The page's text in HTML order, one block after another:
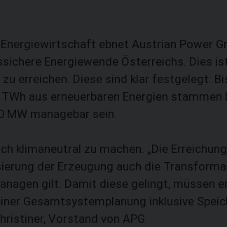
ebnet Austrian Power
Energiewende Österreichs. Dies
zu erreichen. Diese sind klar festgelegt:
aus erneuerbaren Energien
MW managebar sein.
klimaneutral zu machen. „Die
der Erzeugung auch die
gilt. Damit diese gelingt, müssen
Gesamtsystemplanung inklusive
Vorstand von APG.